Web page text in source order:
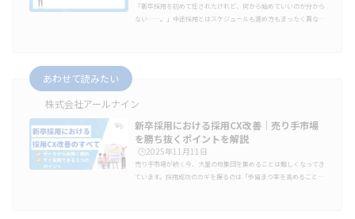
「新卒採用を初めて任されたけれど、何から始めていいのか分から
ない……。」中途採用とはスケジュールも進め方もまったく異な
す。学生の動きから考える…
あわせて読みたい
株式会社アールナイン
新卒採用における採用CX改善｜売り手市場
を勝ち抜くポイントを解説
🕒️2025年11月11日
売り手市場が続く今、大量の母集団を集めることは難しくなってき
ています。採用成功のカギを握るのは「歩留まり率を高めること＝